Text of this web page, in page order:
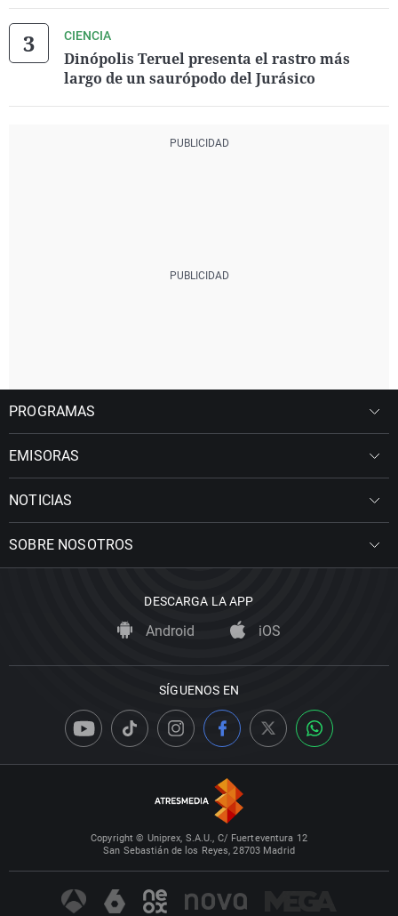
CIENCIA
Dinópolis Teruel presenta el rastro más
largo de un saurópodo del Jurásico
PROGRAMAS
EMISORAS
NOTICIAS
SOBRE NOSOTROS
DESCARGA LA APP
Android iOS
SÍGUENOS EN
Copyright © Uniprex, S.A.U., C/ Fuerteventura 12
San Sebastián de los Reyes, 28703 Madrid